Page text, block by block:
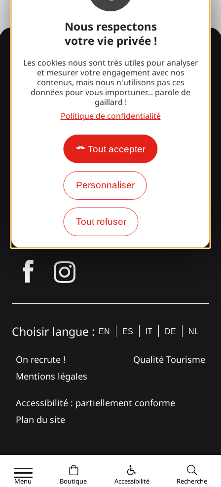
Nous respectons
votre vie privée !
Les cookies nous sont très utiles pour analyser
et mesurer votre engagement avec nos
contenus, mais nous n'utilisons pas ces
données pour vous importuner... parole de
gaillard !
Politique de confidentialité
Tout accepter
Personnaliser
Tout refuser
Informations
Surpris par notre design ?
Nos horaires d'ouverture
Accès et transports
Nos brochures
Rejoignez la
bande Gaillarde !
Choisir langue : EN ES IT DE NL
On recrute !
Qualité Tourisme
Mentions légales
Accessibilité : partiellement conforme
Plan du site
Menu Boutique Accessibilité Recherche